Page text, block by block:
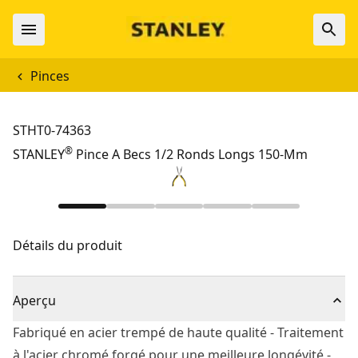
Pinces
STHT0-74363
STANLEY® Pince A Becs 1/2 Ronds Longs 150-Mm
Détails du produit
Aperçu
Fabriqué en acier trempé de haute qualité - Traitement